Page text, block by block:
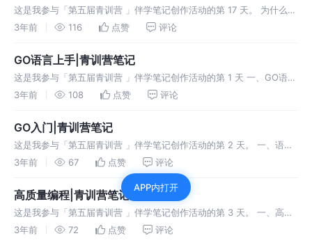
这是我参与「第五届青训营 」伴学笔记创作活动的第 17 天。 为什么需
要Redis Redis基本工作原理 Redis使用注意事项 大Key标准 大Key的
3年前 116 点赞 评论
GO语言上手|青训营笔记
这是我参与「第五届青训营 」伴学笔记创作活动的第 1 天 一、GO语言
的特点 1.高性能、高并发； 2.语法简单、学习曲线平缓；3.丰富标准
3年前 108 点赞 评论
GO入门|青训营笔记
这是我参与「第五届青训营 」伴学笔记创作活动的第 2 天。 一、语言
进阶 并发：多线程程序在一个核的cpu上运行。并行：多线程程序在多
个核的cpu上运行。 Go 可以充分发挥多核优势，高效运行。 线程
3年前 67 点赞 评论
高质量编程|青训营笔记
这是我参与「第五届青训营 」伴学笔记创作活动的第 3 天。 一、高质
量代码 定义：编写的代码能够达到正确可靠、简洁清晰的目标可称之为
3年前 72 点赞 评论
APP内打开